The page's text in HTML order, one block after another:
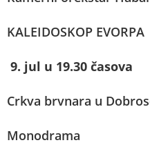
KALEIDOSKOP EVORPA
9. jul u 19.30 časova
Crkva brvnara u
Monodrama